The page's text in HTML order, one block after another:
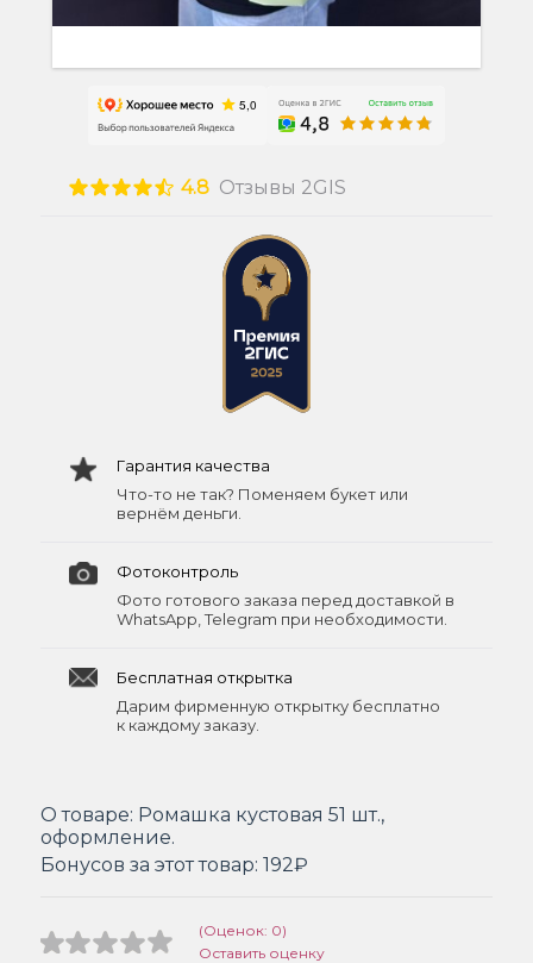
4.8 Отзывы 2GIS
Гарантия качества
Что-то не так? Поменяем букет или
вернём деньги.
Фотоконтроль
Фото готового заказа перед доставкой в
WhatsApp, Telegram при необходимости.
Бесплатная открытка
Дарим фирменную открытку бесплатно
к каждому заказу.
О товаре: Ромашка кустовая 51 шт.,
оформление.
Бонусов за этот товар: 192₽
(Оценок: 0)
Оставить оценку